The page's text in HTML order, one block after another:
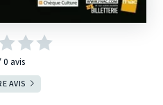
0 avis
AVIS